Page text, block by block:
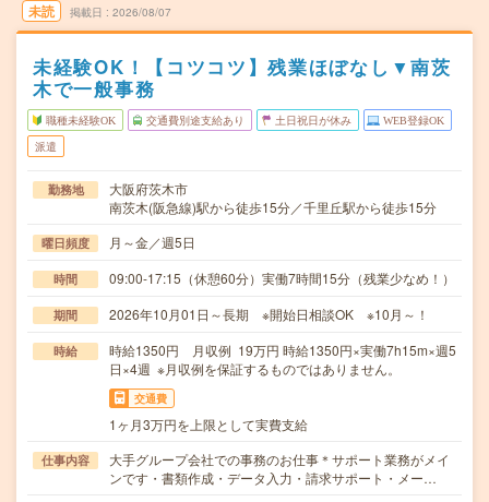
未読 掲載日 2026/08/07
未経験OK！【コツコツ】残業ほぼなし▼南茨
木で一般事務
職種未経験OK 交通費別途支給あり 土日祝日が休み WEB登録OK
派遣
勤務地
大阪府茨木市
南茨木(阪急線)駅から徒歩15分／千里丘駅から徒歩15分
曜日頻度 月～金／週5日
時間 09:00-17:15（休憩60分）実働7時間15分（残業少なめ！）
期間 2026年10月01日～長期 ※開始日相談OK ※10月～！
時給
時給1350円 月収例 19万円 時給1350円×実働7h15m×週5
日×4週 ※月収例を保証するものではありません。
交通費
1ヶ月3万円を上限として実費支給
仕事内容
大手グループ会社での事務のお仕事＊サポート業務がメイ
ンです・書類作成・データ入力・請求サポート・メー…